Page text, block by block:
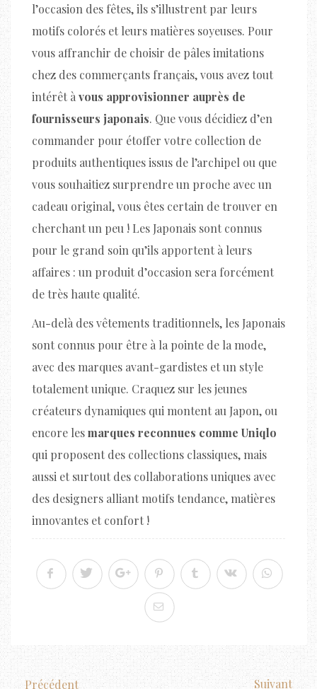
l’occasion des fêtes, ils s’illustrent par leurs
motifs colorés et leurs matières soyeuses. Pour
vous affranchir de choisir de pâles imitations
chez des commerçants français, vous avez tout
intérêt à vous approvisionner auprès de
fournisseurs japonais. Que vous décidiez d’en
commander pour étoffer votre collection de
produits authentiques issus de l’archipel ou que
vous souhaitiez surprendre un proche avec un
cadeau original, vous êtes certain de trouver en
cherchant un peu ! Les Japonais sont connus
pour le grand soin qu’ils apportent à leurs
affaires : un produit d’occasion sera forcément
de très haute qualité.
Au-delà des vêtements traditionnels, les Japonais
sont connus pour être à la pointe de la mode,
avec des marques avant-gardistes et un style
totalement unique. Craquez sur les jeunes
créateurs dynamiques qui montent au Japon, ou
encore lesmarques reconnues comme Uniqlo
qui proposent des collections classiques, mais
aussi et surtout des collaborations uniques avec
des designers alliant motifs tendance, matières
innovantes et confort !
Précédent Suivant